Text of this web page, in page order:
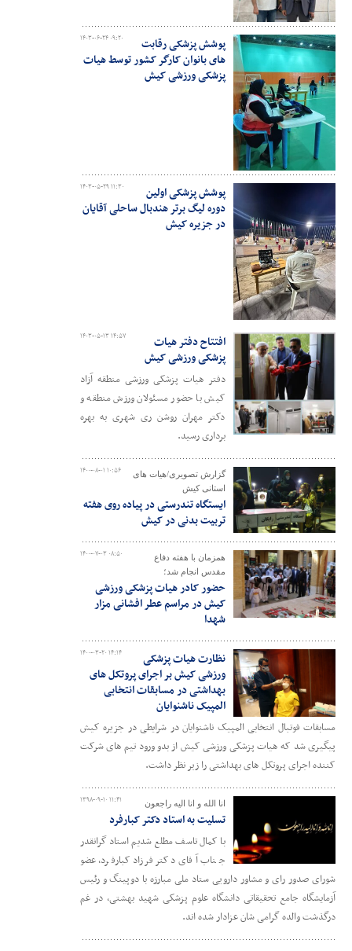
۱۴۰۳-۰۶-۲۴ ۰۹:۲۰
پوشش پزشکی رقابت
های بانوان کارگر کشور توسط هیات
پزشکی ورزشی کیش
۱۴۰۳-۰۵-۲۹ ۱۱:۳۰
پوشش پزشکی اولین
دوره لیگ برتر هندبال ساحلی آقایان
در جزیره کیش
۱۴۰۳-۰۵-۱۳ ۱۴:۵۷
افتتاح دفتر هیات
پزشکی ورزشی کیش
دفتر هیات پزشکی ورزشی منطقه آزاد
کیش با حضور مسئولان ورزش منطقه و
دکتر مهران روشن ری شهری به بهره
برداری رسید.
۱۴۰۰-۰۸-۰۱ ۱۰:۵۶
گزارش تصویری/هیات های
استانی کیش
ایستگاه تندرستی در پیاده روی هفته
تربیت بدنی در کیش
۱۴۰۰-۰۷-۰۳ ۰۸:۵۰
همزمان با هفته دفاع
مقدس انجام شد؛
حضور کادر هیات پزشکی ورزشی
کیش در مراسم عطر افشانی مزار
شهدا
۱۴۰۰-۰۳-۲۰ ۱۴:۱۴
نظارت هیات پزشکی
ورزشی کیش بر اجرای پروتکل های
بهداشتی در مسابقات انتخابی
المپیک ناشنوایان
مسابقات فوتبال انتخابی المپیک ناشنوایان در شرایطی در جزیره کیش
پیگیری شد که هیات پزشکی ورزشی کیش از بدو ورود تیم های شرکت
کننده اجرای پروتکل های بهداشتی را زیر نظر داشت.
۱۳۹۸-۰۹-۱۰ ۱۱:۴۱ انا الله و انا الیه راجعون
تسلیت به استاد دکتر کبارفرد
با کمال تاسف مطلع شدیم استاد گرانقدر
جناب آقای دکتر فرزاد کبارفرد، عضو
شورای صدور رای و مشاور دارویی ستاد ملی مبارزه با دوپینگ و رئیس
آزمایشگاه جامع تحقیقاتی دانشگاه علوم پزشکی شهید بهشتی، در غم
درگذشت والده گرامی شان عزادار شده اند.